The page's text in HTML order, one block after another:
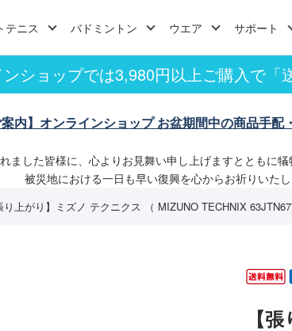
テニス バドミントン ウエア サポート
ショップでは3,980円以上ご購入で「
案内】オンラインショップ お盆期間中の商品手配
ました皆様に、心よりお見舞い申し上げますとともに
被災地における一日も早い復興を心からお祈りいたし
り上がり】ミズノ テクニクス （ MIZUNO TECHNIX
【